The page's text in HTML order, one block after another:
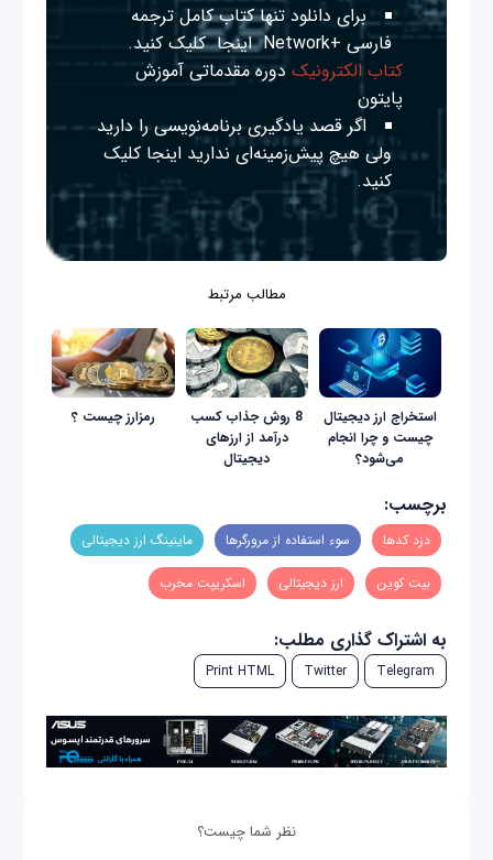
برای دانلود تنها کتاب کامل ترجمه
فارسی +Network
اینجا کلیک کنید.
کتاب الکترونیک دوره مقدماتی آموزش
پایتون
اگر قصد یادگیری برنامه‌نویسی را دارید
ولی هیچ پیش‌زمینه‌ای نداریداینجا کلیک
کنید.
مطالب مرتبط
استخراج ارز دیجیتال
چیست و چرا انجام
می‌شود؟
8 روش جذاب کسب
درآمد از ارزهای
دیجیتال
رمزارز چیست ؟
برچسب:
دزد کدها سوء استفاده از مرورگرها ماینینگ ارز دیجیتالی
بیت کوین ارز دیجیتالی اسکریپت مخرب
به اشتراک گذاری مطلب:
Telegram
Twitter
Print HTML
نظر شما چیست؟